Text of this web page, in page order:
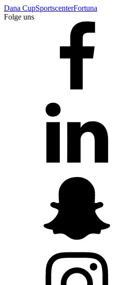
Dana CupSportscenterFortuna
Folge uns